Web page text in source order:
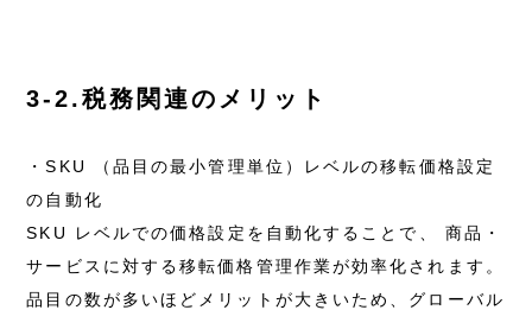
3-2.税務関連のメリット
・SKU （品目の最小管理単位）レベルの移転価格設定
の自動化
SKU レベルでの価格設定を自動化することで、 商品・
サービスに対する移転価格管理作業が効率化されます。
品目の数が多いほどメリットが大きいため、グローバル